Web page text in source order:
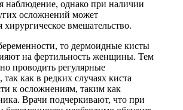
наблюдение, однако при наличии
осложнений может
хирургическое вмешательство.
то дермоидные кисты
на фертильность женщины. Тем
проводить регулярные
так как в редких случаях киста
к осложнениям, таким как
Врачи подчеркивают, что при